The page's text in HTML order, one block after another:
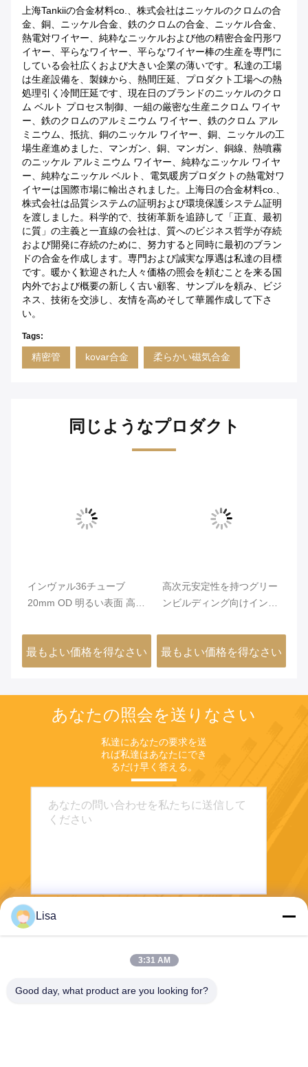
上海Tankiiの合金材料co.、株式会社はニッケルのクロムの合
金、銅、ニッケル合金、鉄のクロムの合金、ニッケル合金、
熱電対ワイヤー、純粋なニッケルおよび他の精密合金円形ワ
イヤー、平らなワイヤー、平らなワイヤー棒の生産を専門に
している会社広くおよび大きい企業の薄いです。私達の工場
は生産設備を、製錬から、熱間圧延、プロダクト工場への熱
処理引く冷間圧延です、現在日のブランドのニッケルのクロ
ム ベルト プロセス制御、一組の厳密な生産ニクロム ワイヤ
ー、鉄のクロムのアルミニウム ワイヤー、鉄のクロム アル
ミニウム、抵抗、銅のニッケル ワイヤー、銅、ニッケルの工
場生産進めました、マンガン、銅、マンガン、銅線、熱噴霧
のニッケル アルミニウム ワイヤー、純粋なニッケル ワイヤ
ー、純粋なニッケル ベルト、電気暖房プロダクトの熱電対ワ
イヤーは国際市場に輸出されました。上海日の合金材料co.、
株式会社は品質システムの証明および環境保護システム証明
を渡しました。科学的で、技術革新を追跡して「正直、最初
に質」の主義と一直線の会社は、質へのビジネス哲学が存続
および開発に存続のために、努力すると同時に最初のブラン
ドの合金を作成します。専門および誠実な厚遇は私達の目標
です。暖かく歓迎された人々価格の照会を頼むことを来る国
内外でおよび概要の新しく古い顧客、サンプルを頼み、ビジ
ネス、技術を交渉し、友情を高めそして華麗作成して下さ
い。
Tags:
精密管 kovar合金 柔らかい磁気合金
同じようなプロダクト
インヴァル36チューブ
20mm OD 明るい表面 高次
管
最もよい価格を得なさい
高次元安定性を持つグリー
ンビルディング向けインバ
ブ（最小外径0.2mm、光沢
面）
最もよい価格を得なさい
あなたの照会を送りなさい
私達にあなたの要求を送
れば私達はあなたにでき
るだけ早く答える。
Lisa
3:31 AM
Good day, what product are you looking for?